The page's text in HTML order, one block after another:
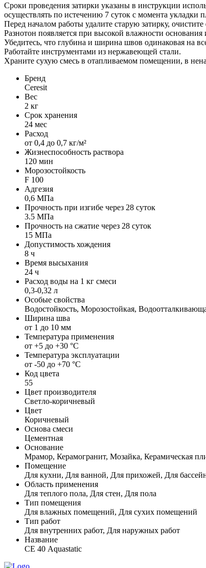
Сроки проведения затирки указаны в инструкции
осуществлять по истечению 7 суток с момента укладки
Перед началом работы удалите старую затирку,
Разнотон появляется при высокой влажности
Убедитесь, что глубина и ширина швов одинаковая на
Работайте инструментами из нержавеющей стали.
Храните сухую смесь в отапливаемом помещении, в
Бренд
Ceresit
Вес
2 кг
Срок хранения
24 мес
Расход
от 0,4 до 0,7 кг/м²
Жизнеспособность раствора
120 мин
Морозостойкость
F 100
Адгезия
0,6 МПа
Прочность при изгибе через 28 суток
3.5 МПа
Прочность на сжатие через 28 суток
15 МПа
Допустимость хождения
8 ч
Время высыхания
24 ч
Расход воды на 1 кг смеси
0,3-0,32 л
Особые свойства
Водостойкость, Морозостойкая,
Ширина шва
от 1 до 10 мм
Температура применения
от +5 до +30 °С
Температура эксплуатации
от -50 до +70 °С
Код цвета
55
Цвет производителя
Светло-коричневый
Цвет
Коричневый
Основа смеси
Цементная
Основание
Мрамор, Керамогранит, Мозайка, Керамическая
Помещение
Для кухни, Для ванной, Для прихожей, Для
Область применения
Для теплого пола, Для стен, Для пола
Тип помещения
Для влажных помещений, Для сухих помещений
Тип работ
Для внутренних работ, Для наружных работ
Название
СЕ 40 Aquastatic